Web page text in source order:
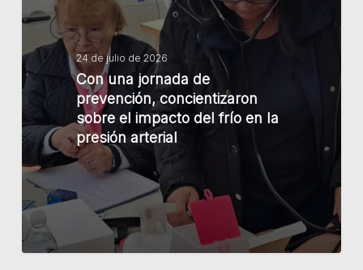
de
prevención,
concientizaron
sobre
impacto
del
frío
la
presión
24 de julio de 2026
Con una jornada de
prevención, concientizaron
sobre el impacto del frío en la
presión arterial